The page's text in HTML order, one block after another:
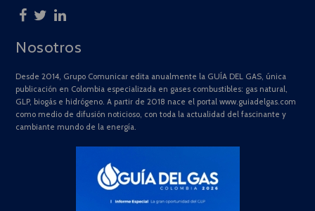
Nosotros
Desde 2014, Grupo Comunicar edita anualmente la GUÍA DEL GAS, única
publicación en Colombia especializada en gases combustibles: gas natural,
GLP, biogás e hidrógeno. A partir de 2018 nace el portal www.guiadelgas.com
como medio de difusión noticioso, con toda la actualidad del fascinante y
cambiante mundo de la energía.